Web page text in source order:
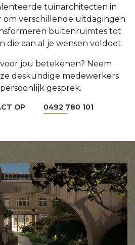
tuinarchitecten in
om verschillende uitdagingen
buitenruimtes tot
die aan al je wensen voldoet.
jou betekenen? Neem
deskundige medewerkers
gesprek.
OP 0492 780 101